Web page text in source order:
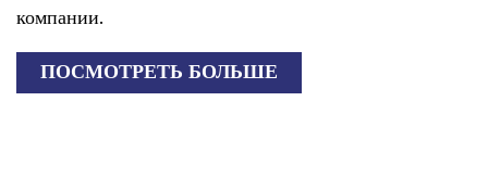
компании.
ПОСМОТРЕТЬ БОЛЬШЕ